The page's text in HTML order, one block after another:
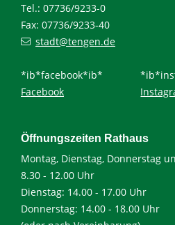
Tel.: 07736/9233-0
Fax: 07736/9233-40
stadt@tengen.de
*ib*facebook*ib*
Facebook
Öffnungszeiten Rathaus
Montag, Dienstag, Donnerstag
8.30 - 12.00 Uhr
Dienstag: 14.00 - 17.00 Uhr
Donnerstag: 14.00 - 18.00 Uhr